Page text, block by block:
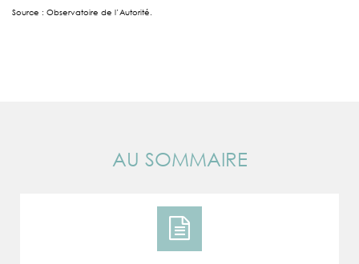
Source : Observatoire de l’Autorité.
AU SOMMAIRE